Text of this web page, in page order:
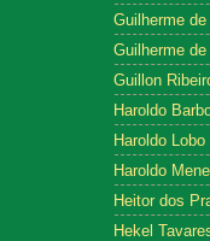
Guilherme
Guilherme
Guillon
Haroldo
Haroldo Lobo
Haroldo
Heitor dos
Hekel